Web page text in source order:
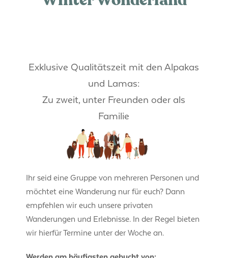
Exklusive Qualitätszeit mit den Alpakas
und Lamas:
Zu zweit, unter Freunden oder als
Familie
Ihr seid eine Gruppe von mehreren Personen und
möchtet eine Wanderung nur für euch? Dann
empfehlen wir euch unsere privaten
Wanderungen und Erlebnisse. In der Regel bieten
wir hierfür Termine unter der Woche an.